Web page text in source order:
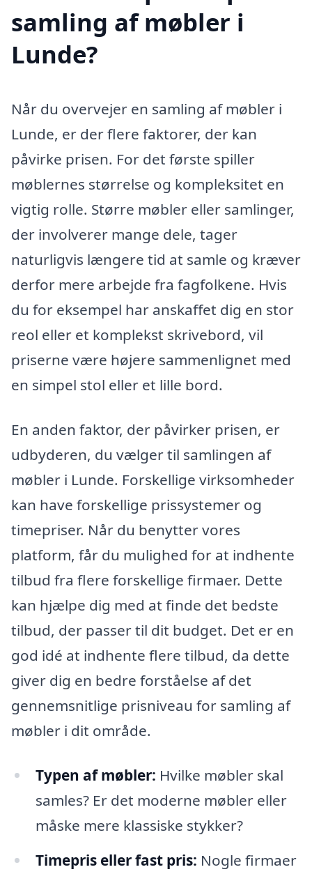
samling af møbler i
Lunde?
Når du overvejer en samling af møbler i
Lunde, er der flere faktorer, der kan
påvirke prisen. For det første spiller
møblernes størrelse og kompleksitet en
vigtig rolle. Større møbler eller samlinger,
der involverer mange dele, tager
naturligvis længere tid at samle og kræver
derfor mere arbejde fra fagfolkene. Hvis
du for eksempel har anskaffet dig en stor
reol eller et komplekst skrivebord, vil
priserne være højere sammenlignet med
en simpel stol eller et lille bord.
En anden faktor, der påvirker prisen, er
udbyderen, du vælger til samlingen af
møbler i Lunde. Forskellige virksomheder
kan have forskellige prissystemer og
timepriser. Når du benytter vores
platform, får du mulighed for at indhente
tilbud fra flere forskellige firmaer. Dette
kan hjælpe dig med at finde det bedste
tilbud, der passer til dit budget. Det er en
god idé at indhente flere tilbud, da dette
giver dig en bedre forståelse af det
gennemsnitlige prisniveau for samling af
møbler i dit område.
Typen af møbler: Hvilke møbler skal
samles? Er det moderne møbler eller
måske mere klassiske stykker?
Timepris eller fast pris: Nogle firmaer